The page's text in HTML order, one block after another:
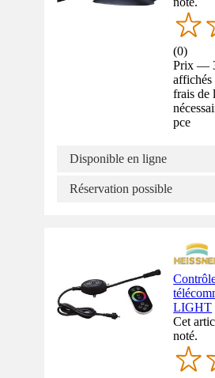
(0)
Prix —
frais de
pce
Disponible en ligne
Réservation possible
LIGHT
Cet
noté.